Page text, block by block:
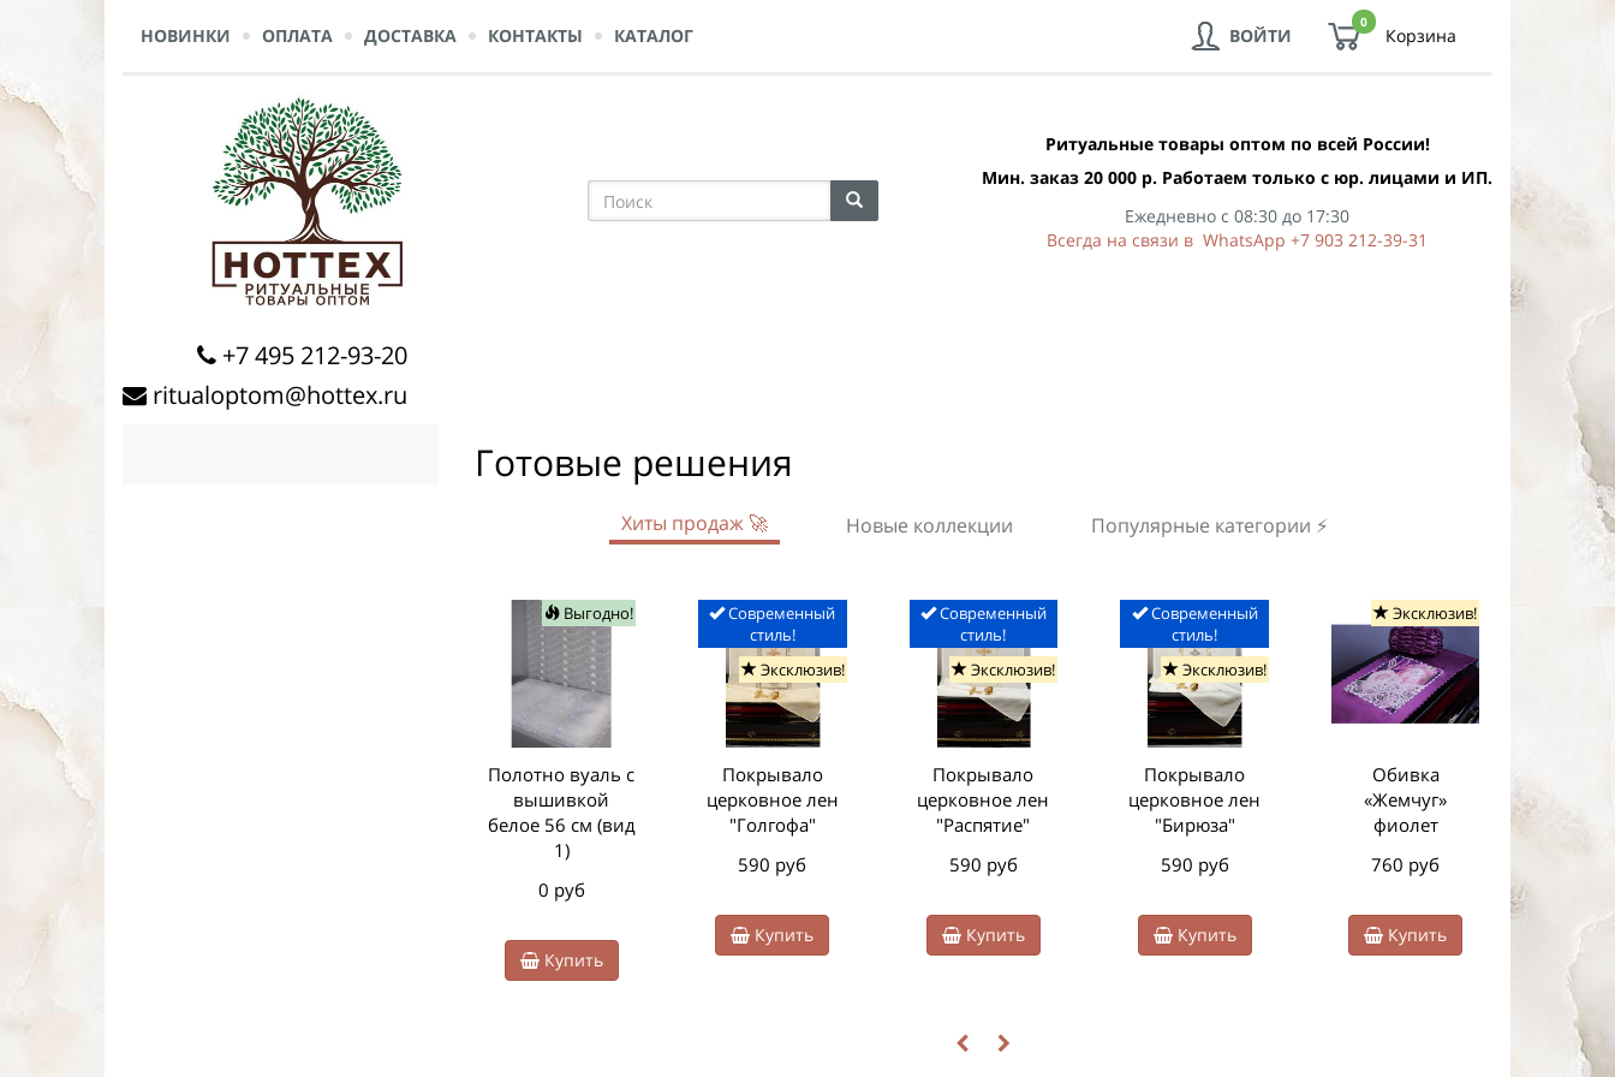
НОВИНКИ ОПЛАТА ДОСТАВКА КОНТАКТЫ КАТАЛОГ
0
Корзина
ВОЙТИ
Ритуальные товары оптом по всей России!
Мин. заказ 20 000 р. Работаем только с юр. лицами и ИП.
Ежедневно с 08:30 до 17:30
Всегда на связи в WhatsApp +7 903 212-39-31
+7 495 212-93-20
ritualoptom@hottex.ru
Готовые решения
Хиты продаж 🚀 Новые коллекции Популярные категории ⚡️
«Китеж» Божья
Выгодно!
Полотно вуаль с
вышивкой
белое 56 см (вид
1)
0 руб
Купить
Современный
стиль!
Эксклюзив!
Покрывало
церковное лен
"Голгофа"
590 руб
Купить
Современный
стиль!
Эксклюзив!
Покрывало
церковное лен
"Распятие"
590 руб
Купить
Современный
стиль!
Эксклюзив!
Покрывало
церковное лен
"Бирюза"
590 руб
Купить
Эксклюзив!
Обивка
«Жемчуг»
фиолет
760 руб
Купить